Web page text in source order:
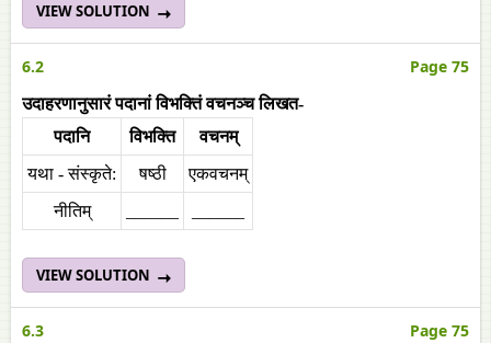
VIEW SOLUTION
6.2 Page 75
उदाहरणानुसारं पदानां विभक्तिं वचनञ्च लिखत-
पदानि
विभक्ति
वचनम्
यथा - संस्कृते:
षष्ठी
एकवचनम्
नीतिम्
VIEW SOLUTION
6.3 Page 75